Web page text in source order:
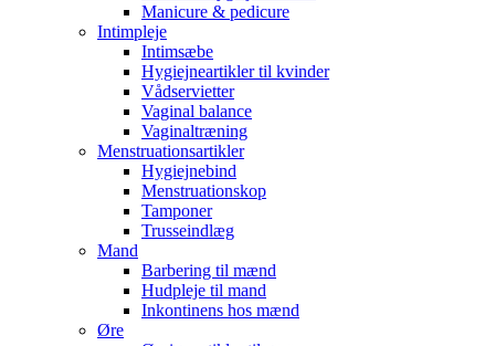
Manicure & pedicure
Intimpleje
Intimsæbe
Hygiejneartikler til kvinder
Vådservietter
Vaginal balance
Vaginaltræning
Menstruationsartikler
Hygiejnebind
Menstruationskop
Tamponer
Trusseindlæg
Mand
Barbering til mænd
Hudpleje til mand
Inkontinens hos mænd
Øre